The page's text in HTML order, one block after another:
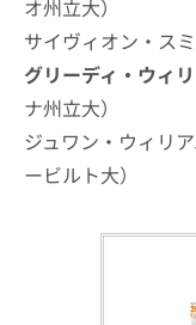
オ州立大）
サイヴィオン・ス
グリーディ・ウィ
ナ州立大）
ジュワン・ウィリ
ービルト大）